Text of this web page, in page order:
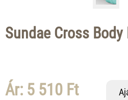
Sundae Cross Body
Ár: 5 510 Ft